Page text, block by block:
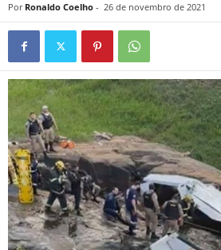
Por Ronaldo Coelho - 26 de novembro de 2021